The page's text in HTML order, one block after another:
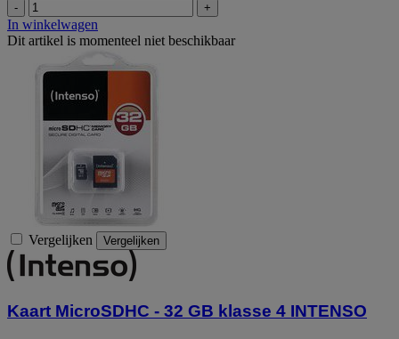
- +
In winkelwagen
Dit artikel is momenteel niet beschikbaar
Vergelijken Vergelijken
Kaart MicroSDHC - 32 GB klasse 4 INTENSO